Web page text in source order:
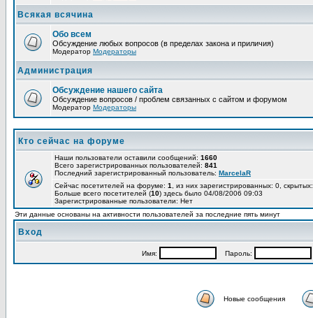
Всякая всячина
Обо всем
Обсуждение любых вопросов (в пределах закона и приличия)
Модератор Модераторы
Администрация
Обсуждение нашего сайта
Обсуждение вопросов / проблем связанных с сайтом и форумом
Модератор Модераторы
Кто сейчас на форуме
Наши пользователи оставили сообщений: 1660
Всего зарегистрированных пользователей: 841
Последний зарегистрированный пользователь: MarcelaR
Сейчас посетителей на форуме: 1
, из них зарегистрированных: 0,
Больше всего посетителей (10) здесь было 04/08/2006 09:03
Зарегистрированные пользователи: Нет
Эти данные основаны на активности пользователей за последние пять минут
Вход
Имя: Пароль:
Новые сообщения